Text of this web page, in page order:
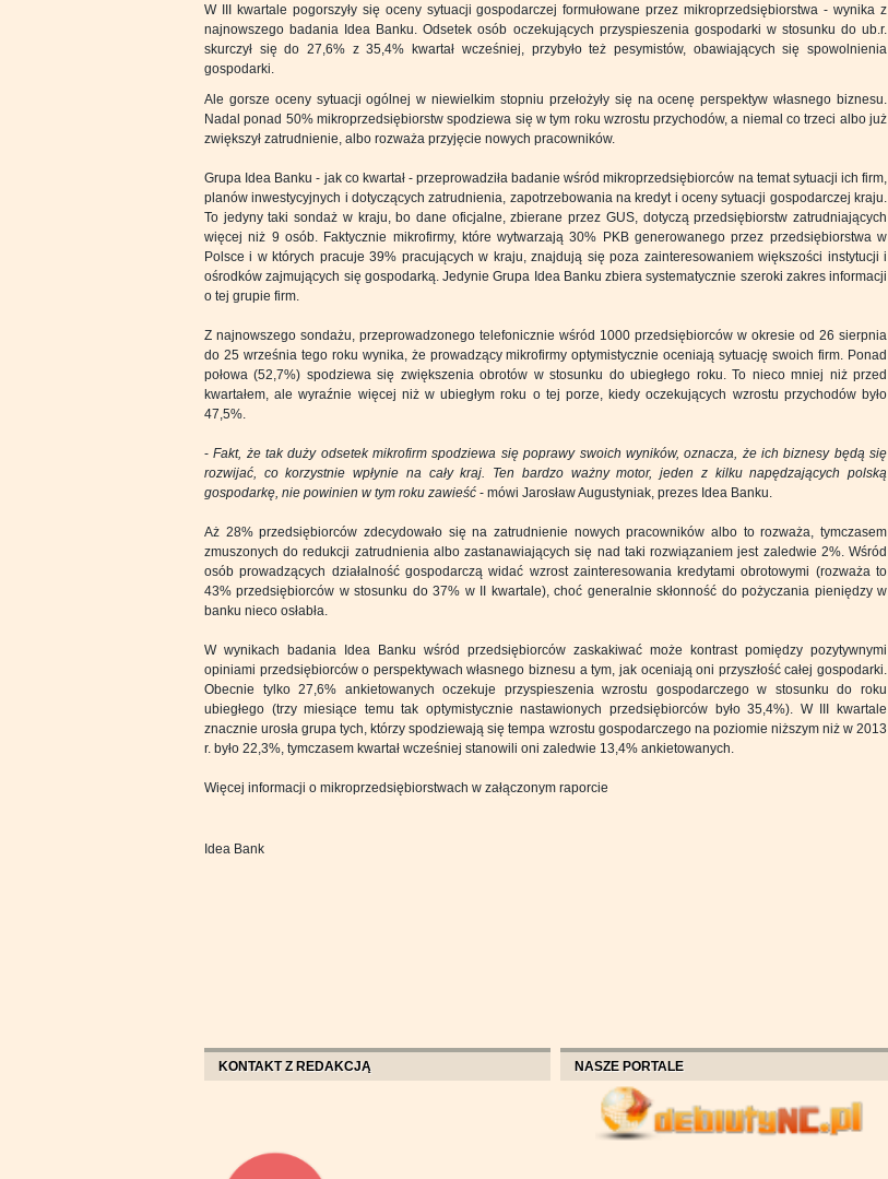
W III kwartale pogorszyły się oceny sytuacji gospodarczej formułowane przez mikroprzedsiębiorstwa - wynika z
najnowszego badania Idea Banku. Odsetek osób oczekujących przyspieszenia gospodarki w stosunku do ub.r.
skurczył się do 27,6% z 35,4% kwartał wcześniej, przybyło też pesymistów, obawiających się spowolnienia
gospodarki.
Ale gorsze oceny sytuacji ogólnej w niewielkim stopniu przełożyły się na ocenę perspektyw własnego biznesu.
Nadal ponad 50% mikroprzedsiębiorstw spodziewa się w tym roku wzrostu przychodów, a niemal co trzeci albo już
zwiększył zatrudnienie, albo rozważa przyjęcie nowych pracowników.
Grupa Idea Banku - jak co kwartał - przeprowadziła badanie wśród mikroprzedsiębiorców na temat sytuacji ich firm,
planów inwestycyjnych i dotyczących zatrudnienia, zapotrzebowania na kredyt i oceny sytuacji gospodarczej kraju.
To jedyny taki sondaż w kraju, bo dane oficjalne, zbierane przez GUS, dotyczą przedsiębiorstw zatrudniających
więcej niż 9 osób. Faktycznie mikrofirmy, które wytwarzają 30% PKB generowanego przez przedsiębiorstwa w
Polsce i w których pracuje 39% pracujących w kraju, znajdują się poza zainteresowaniem większości instytucji i
ośrodków zajmujących się gospodarką. Jedynie Grupa Idea Banku zbiera systematycznie szeroki zakres informacji
o tej grupie firm.
Z najnowszego sondażu, przeprowadzonego telefonicznie wśród 1000 przedsiębiorców w okresie od 26 sierpnia
do 25 września tego roku wynika, że prowadzący mikrofirmy optymistycznie oceniają sytuację swoich firm. Ponad
połowa (52,7%) spodziewa się zwiększenia obrotów w stosunku do ubiegłego roku. To nieco mniej niż przed
kwartałem, ale wyraźnie więcej niż w ubiegłym roku o tej porze, kiedy oczekujących wzrostu przychodów było
47,5%.
-Fakt, że tak duży odsetek mikrofirm spodziewa się poprawy swoich wyników, oznacza, że ich biznesy będą się
rozwijać, co korzystnie wpłynie na cały kraj. Ten bardzo ważny motor, jeden z kilku napędzających polską
gospodarkę, nie powinien w tym roku zawieść - mówi Jarosław Augustyniak, prezes Idea Banku.
Aż 28% przedsiębiorców zdecydowało się na zatrudnienie nowych pracowników albo to rozważa, tymczasem
zmuszonych do redukcji zatrudnienia albo zastanawiających się nad taki rozwiązaniem jest zaledwie 2%. Wśród
osób prowadzących działalność gospodarczą widać wzrost zainteresowania kredytami obrotowymi (rozważa to
43% przedsiębiorców w stosunku do 37% w II kwartale), choć generalnie skłonność do pożyczania pieniędzy w
banku nieco osłabła.
W wynikach badania Idea Banku wśród przedsiębiorców zaskakiwać może kontrast pomiędzy pozytywnymi
opiniami przedsiębiorców o perspektywach własnego biznesu a tym, jak oceniają oni przyszłość całej gospodarki.
Obecnie tylko 27,6% ankietowanych oczekuje przyspieszenia wzrostu gospodarczego w stosunku do roku
ubiegłego (trzy miesiące temu tak optymistycznie nastawionych przedsiębiorców było 35,4%). W III kwartale
znacznie urosła grupa tych, którzy spodziewają się tempa wzrostu gospodarczego na poziomie niższym niż w 2013
r. było 22,3%, tymczasem kwartał wcześniej stanowili oni zaledwie 13,4% ankietowanych.
Więcej informacji o mikroprzedsiębiorstwach w załączonym raporcie
Idea Bank
KONTAKT Z REDAKCJĄ NASZE PORTALE